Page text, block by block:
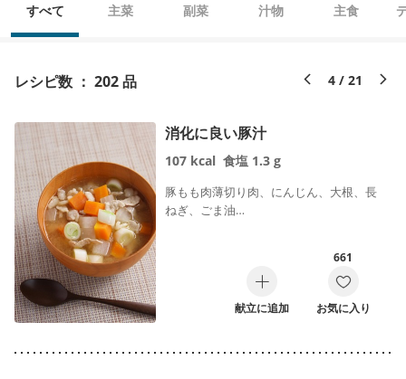
すべて 主菜 副菜 汁物 主食
レシピ数 ： 202 品 4 / 21
消化に良い豚汁
107 kcal 食塩 1.3 g
豚もも肉薄切り肉、にんじん、大根、長
ねぎ、ごま油…
献立に追加
661
お気に入り